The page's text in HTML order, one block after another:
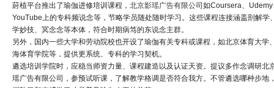
莳植平台推出了瑜伽进修培训课程， 北京影瑶广告有限公司如Coursera、Udemy
YouTube上的专科频说念等，节略学员随处随时学习。这些课程连接涵盖剖解学
学妙技、冥念念等本体，符合时期病笃的东说念主群。
另外，国内一些大学和劳动院校也开设了瑜伽有关专科或课程，如北京体育大学
海体育学院等，提供更系统、专科的学习契机。
遴选培训学院时，应稳当师资力量、课程建造以及认证天资。提议多作念调研北
瑶广告有限公司，参预试听课，了解教学格调是否符合我方。不管遴选哪种步地